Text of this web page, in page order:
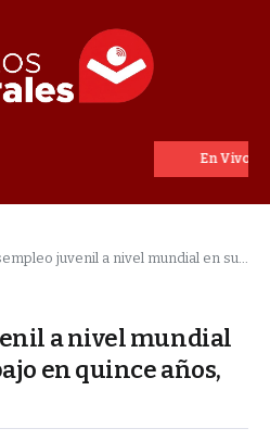
juvenil a nivel mundial en su nivel más bajo en quince años, anuncia la OIT
a nivel mundial
en quince años,